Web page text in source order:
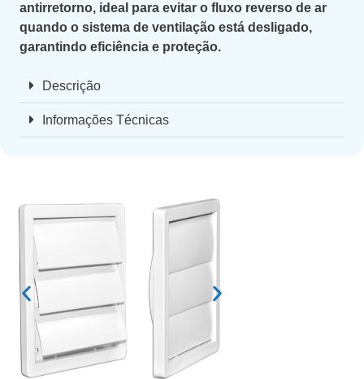
antirretorno, ideal para evitar o fluxo reverso de ar
quando o sistema de ventilação está desligado,
garantindo eficiência e proteção.
Descrição
Informações Técnicas